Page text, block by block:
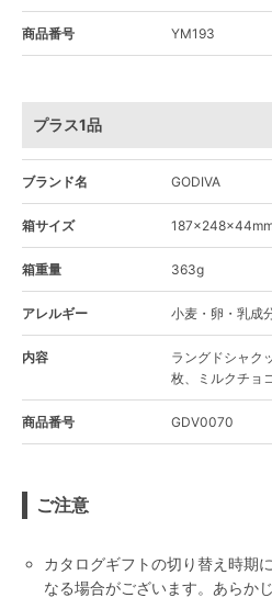
商品番号 YM193
プラス1品
ブランド名 GODIVA
箱サイズ
箱重量 363g
アレルギー 小麦・卵・乳成
内容
ラングドシャク
枚、ミルクチョ
商品番号 GDV0070
ご注意
カタログギフトの切り替え時期
なる場合がございます。あらか